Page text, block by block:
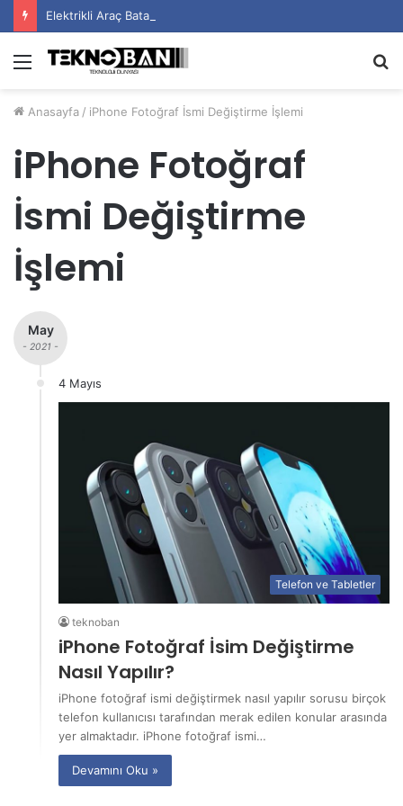
Elektrikli Araç Bataryalarının Ömrü Nasıl Uzatılır?
Menü
Anasayfa / iPhone Fotoğraf İsmi Değiştirme İşlemi
iPhone Fotoğraf
İsmi Değiştirme
İşlemi
May
- 2021 -
4 Mayıs
Telefon ve Tabletler
teknoban
iPhone Fotoğraf İsim Değiştirme
Nasıl Yapılır?
iPhone fotoğraf ismi değiştirmek nasıl yapılır sorusu birçok
telefon kullanıcısı tarafından merak edilen konular arasında
yer almaktadır. iPhone fotoğraf ismi…
Devamını Oku »